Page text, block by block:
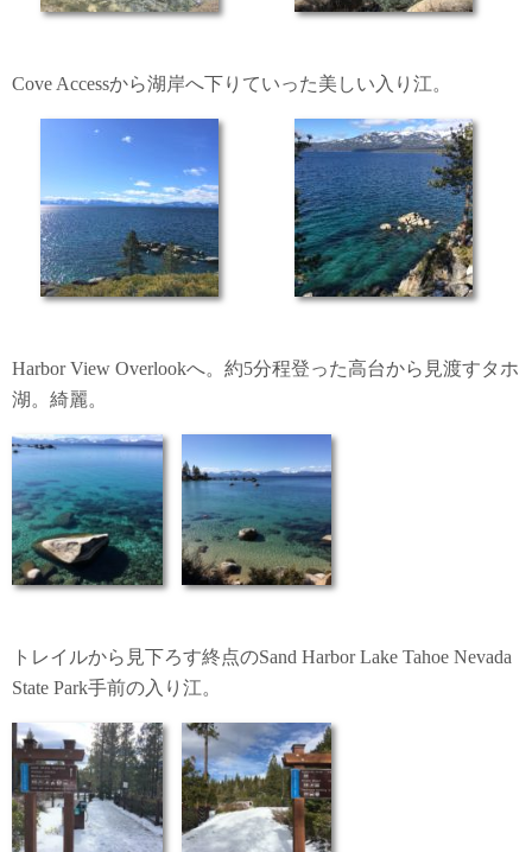
Cove Accessから湖岸へ下りていった美しい入り江。
Harbor View Overlookへ。約5分程登った高台から見渡すタホ
湖。綺麗。
トレイルから見下ろす終点のSand Harbor Lake Tahoe Nevada
State Park手前の入り江。